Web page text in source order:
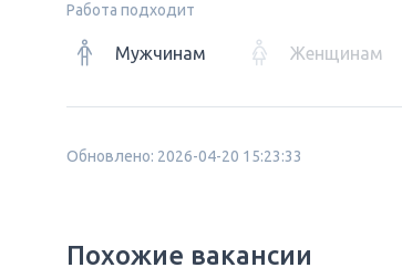
Работа подходит
Мужчинам Женщинам
Обновлено: 2026-04-20 15:23:33
Похожие вакансии